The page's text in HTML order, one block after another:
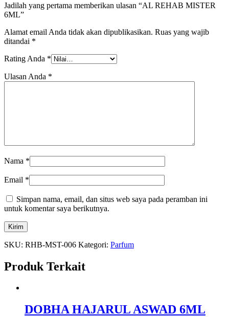
Jadilah yang pertama memberikan ulasan “AL REHAB MISTER
6ML”
Alamat email Anda tidak akan dipublikasikan. Ruas yang wajib
ditandai *
Rating Anda *
Ulasan Anda *
Nama *
Email *
Simpan nama, email, dan situs web saya pada peramban ini
untuk komentar saya berikutnya.
SKU: RHB-MST-006 Kategori: Parfum
Produk Terkait
DOBHA HAJARUL ASWAD 6ML